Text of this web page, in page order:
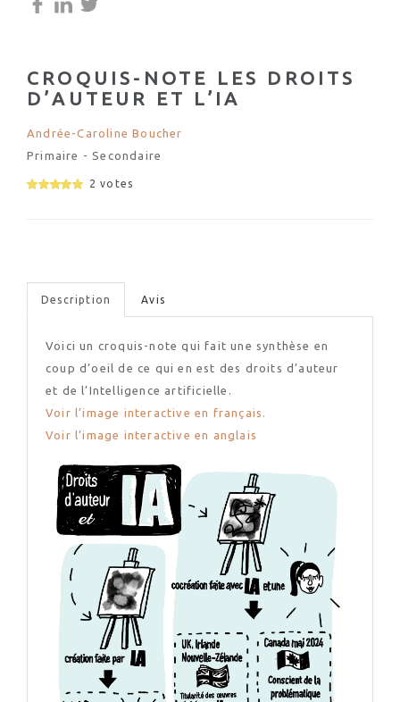
CROQUIS-NOTE LES DROITS
D’AUTEUR ET L’IA
Andrée-Caroline Boucher
Primaire - Secondaire
2 votes
Description Avis
Voici un croquis-note qui fait une synthèse en
coup d’oeil de ce qui en est des droits d’auteur
et de l’Intelligence artificielle.
Voir l’image interactive en français.
Voir l’image interactive en anglais